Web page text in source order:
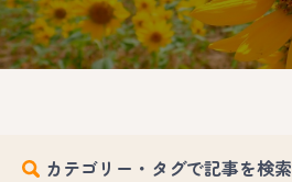
カテゴリー・タグで記事を検索